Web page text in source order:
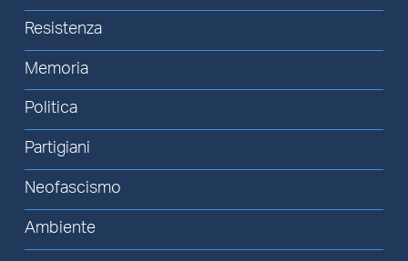
Resistenza
Memoria
Politica
Partigiani
Neofascismo
Ambiente